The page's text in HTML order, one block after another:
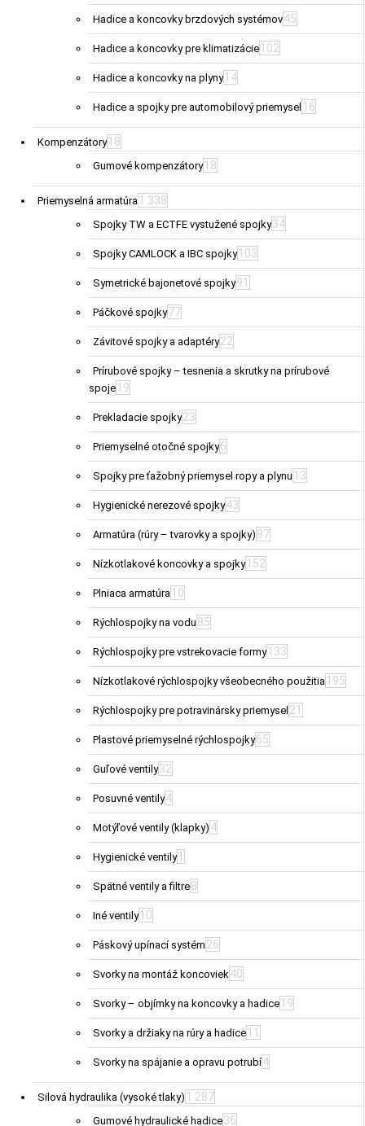
Hadice a koncovky brzdových systémov45
Hadice a koncovky pre klimatizácie 102
Hadice a koncovky na plyny 14
Hadice a spojky pre automobilový priemysel 16
Kompenzátory 18
Gumové kompenzátory 18
Priemyselná armatúra 1 338
Spojky TW a ECTFE vystužené spojky34
Spojky CAMLOCK a IBC spojky 103
Symetrické bajonetové spojky91
Páčkové spojky77
Závitové spojky a adaptéry22
Prírubové spojky – tesnenia a skrutky na prírubové
spoje 19
Prekladacie spojky23
Priemyselné otočné spojky6
Spojky pre ťažobný priemysel ropy a plynu 13
Hygienické nerezové spojky43
Armatúra (rúry – tvarovky a spojky) 87
Nízkotlakové koncovky a spojky 152
Plniaca armatúra 10
Rýchlospojky na vodu 85
Rýchlospojky pre vstrekovacie formy 133
Nízkotlakové rýchlospojky všeobecného použitia 195
Rýchlospojky pre potravinársky priemysel 21
Plastové priemyselné rýchlospojky65
Guľové ventily32
Posuvné ventily4
Motýľové ventily (klapky) 4
Hygienické ventily 1
Spätné ventily a filtre8
Iné ventily 10
Páskový upínací systém 26
Svorky na montáž koncoviek40
Svorky – objímky na koncovky a hadice 19
Svorky a držiaky na rúry a hadice 11
Svorky na spájanie a opravu potrubí4
Silová hydraulika (vysoké tlaky) 1 287
Gumové hydraulické hadice36